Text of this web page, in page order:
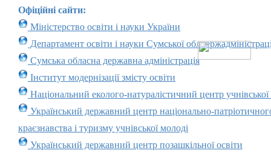
Офіційні сайти:
Міністерство освіти і науки України
Департамент освіти і науки Сумської
Сумська обласна державна адміністрація
Інститут модернізації змісту освіти
Національний еколого-натуралістичний центр учнівської
Український державний центр національно-
краєзнавства і туризму учнівської молоді
Український державний центр позашкільної освіти